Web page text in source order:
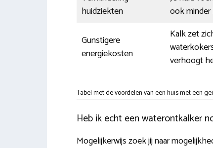
huidziekten
ook minder
Gunstigere
energiekosten
Kalk zet
verhoogt
Tabel met de voordelen van een huis met een
Heb ik echt een waterontkalker
Mogelijkerwijs zoek jij naar